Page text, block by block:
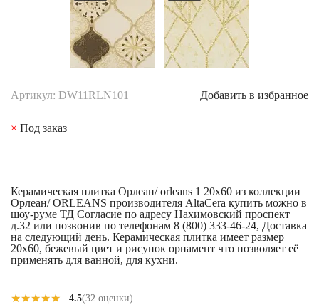
Артикул: DW11RLN101 Добавить в избранное
× Под заказ
Керамическая плитка Орлеан/ orleans 1 20x60 из коллекции
Орлеан/ ORLEANS производителя AltaCera купить можно в
шоу-руме ТД Согласие по адресу Нахимовский проспект
д.32 или позвонив по телефонам 8 (800) 333-46-24, Доставка
на следующий день. Керамическая плитка имеет размер
20x60, бежевый цвет и рисунок орнамент что позволяет её
применять для ванной, для кухни.
★★★★★
★★★★★ 4.5(32 оценки)